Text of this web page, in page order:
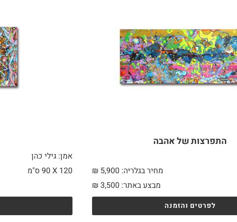
התפרצות של אהבה
מחיר בגלריה: 5,900 ₪
מבצע באתר:
₪ 3,500
לפרטים והזמנה
אמן: גילי כהן
120 X